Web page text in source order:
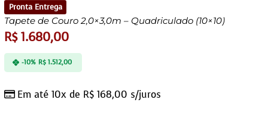
Pronta Entrega
Tapete de Couro 2,0×3,0m – Quadriculado (10×10)
R$1.680,00
Em até 10x de R$ 168,00 s/juros
-10% R$1.512,00